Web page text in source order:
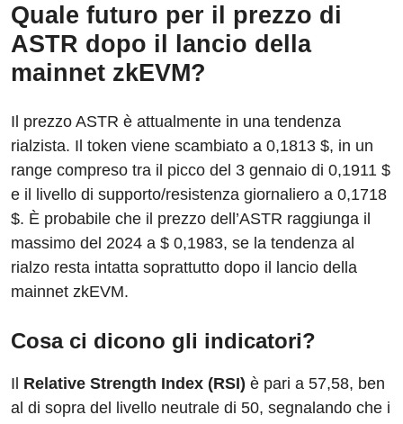
Quale futuro per il prezzo di
ASTR dopo il lancio della
mainnet zkEVM?
Il prezzo ASTR è attualmente in una tendenza
rialzista. Il token viene scambiato a 0,1813 $, in un
range compreso tra il picco del 3 gennaio di 0,1911 $
e il livello di supporto/resistenza giornaliero a 0,1718
$. È probabile che il prezzo dell’ASTR raggiunga il
massimo del 2024 a $ 0,1983, se la tendenza al
rialzo resta intatta soprattutto dopo il lancio della
mainnet zkEVM.
Cosa ci dicono gli indicatori?
Il Relative Strength Index (RSI) è pari a 57,58, ben
al di sopra del livello neutrale di 50, segnalando che i